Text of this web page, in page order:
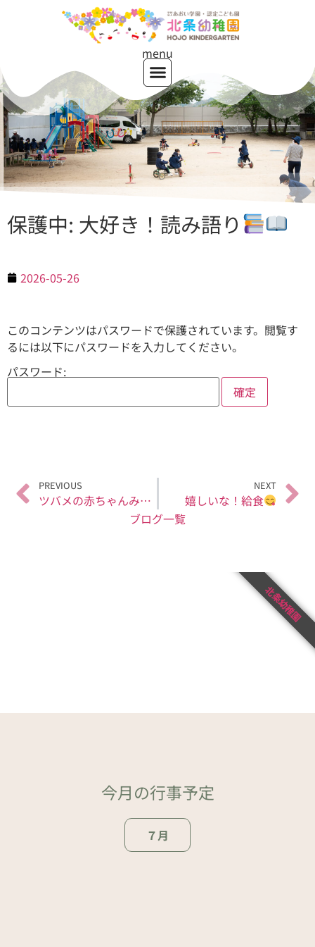
menu
保護中: 大好き！読み語り
2026-05-26
このコンテンツはパスワードで保護されています。閲覧す
るには以下にパスワードを入力してください。
パスワード:
PREVIOUS
ツバメの赤ちゃんみーつけた☆（年長・年少）
NEXT
嬉しいな！給食
ブログ一覧
今月の行事予定
７月
北条幼稚園